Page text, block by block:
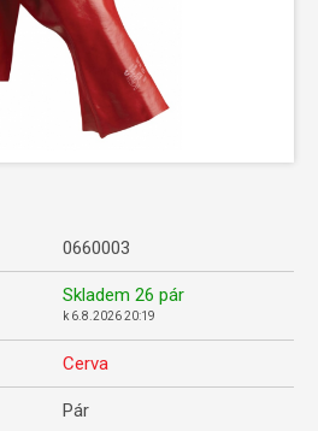
0660003
Skladem 26 pár
k 6.8.2026 20:19
Cerva
Pár